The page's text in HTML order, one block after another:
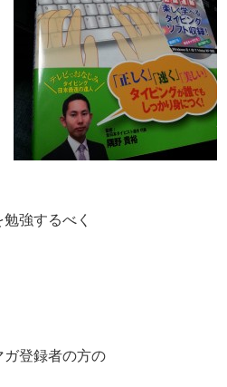
強するべく
登録者の方の